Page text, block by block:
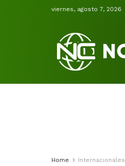
viernes, agosto 7, 2026
Home Internacionales